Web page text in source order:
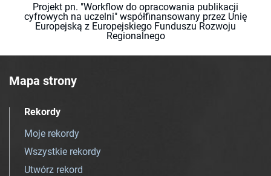
Projekt pn. "Workflow do opracowania publikacji
cyfrowych na uczelni" współfinansowany przez Unię
Europejską z Europejskiego Funduszu Rozwoju
Regionalnego
Mapa strony
Rekordy
Moje rekordy
Wszystkie rekordy
Utwórz rekord